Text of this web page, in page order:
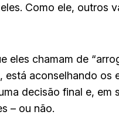
Como ele, outros
eles chamam de
aconselhando os
decisão final e,
– ou não.